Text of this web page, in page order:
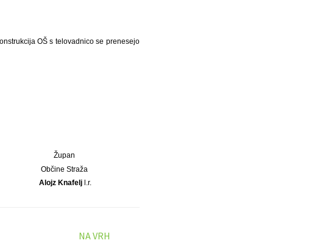
OŠ s telovadnico se prenesejo
Župan
Občine Straža
Alojz Knafeljl.r.
NA VRH